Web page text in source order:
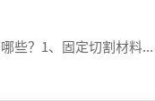
激光切割机是将从激光器发射出的激光，经光路系统，聚焦成高功率密度的激光束。激光切割机的操作步骤有哪些？1、固定切割材料将需要切割的材料固定在激光切割机的工作台面上。2、根据金属板材的材质及厚度对设备的参数进行相应的调整。3、选择合适